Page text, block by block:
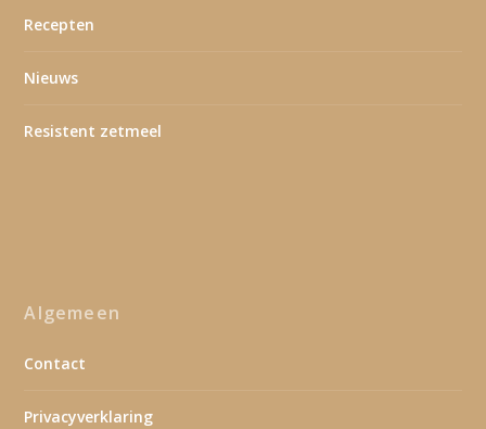
Recepten
Nieuws
Resistent zetmeel
Algemeen
Contact
Privacyverklaring